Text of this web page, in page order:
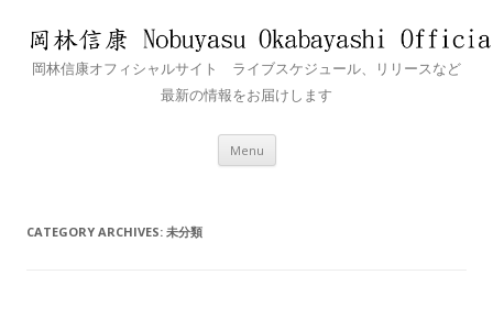
岡林信康オフィシャルサイト ライブスケジュール、リリースなど
最新の情報をお届けします
Menu Skip
CATEGORY ARCHIVES: 未分類